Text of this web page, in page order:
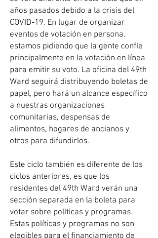
años pasados ​​debido a la crisis del
COVID-19. En lugar de organizar
eventos de votación en persona,
estamos pidiendo que la gente confíe
principalmente en la votación en línea
para emitir su voto. La oficina del 49th
Ward seguirá distribuyendo boletas de
papel, pero hará un alcance específico
a nuestras organizaciones
comunitarias, despensas de
alimentos, hogares de ancianos y
otros para difundirlos.
Este ciclo también es diferente de los
ciclos anteriores, es que los
residentes del 49th Ward verán una
sección separada en la boleta para
votar sobre políticas y programas.
Estas políticas y programas no son
elegibles para el financiamiento de